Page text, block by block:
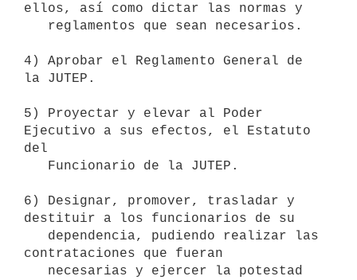
ellos, así como dictar las normas y
4) Aprobar el Reglamento General de
la JUTEP.
5) Proyectar y elevar al Poder
Ejecutivo a sus efectos, el Estatuto
del
6) Designar, promover, trasladar y
destituir a los funcionarios de su
contrataciones que fueran